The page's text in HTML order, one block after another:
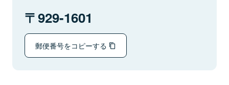
929-1601
郵便番号をコピーする